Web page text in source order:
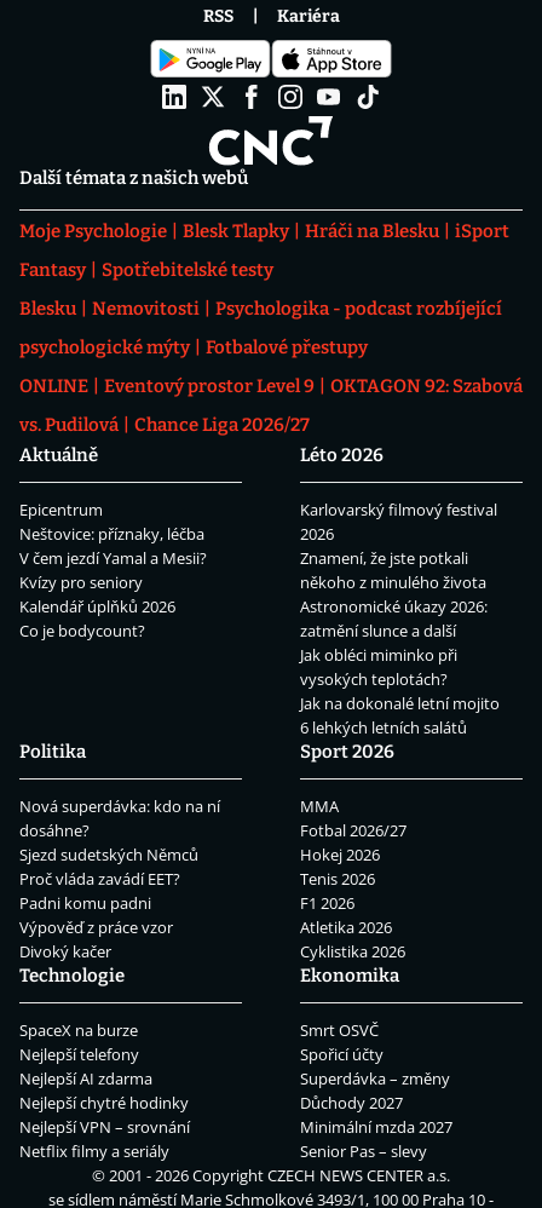
Další témata z našich webů
Moje Psychologie Blesk Tlapky Hráči na Blesku
iSport
Fantasy
Spotřebitelské testy
Blesku
Nemovitosti
Psychologika - podcast rozbíjející
psychologické mýty
Fotbalové přestupy
ONLINE
Eventový prostor Level 9
OKTAGON 92: Szabová
vs. Pudilová
Chance Liga 2026/27
Aktuálně
Epicentrum
Neštovice: příznaky, léčba
V čem jezdí Yamal a Mesii?
Kvízy pro seniory
Kalendář úplňků 2026
Co je bodycount?
Léto 2026
Karlovarský filmový festival
2026
Znamení, že jste potkali
někoho z minulého života
Astronomické úkazy 2026:
zatmění slunce a další
Jak obléci miminko při
vysokých teplotách?
Jak na dokonalé letní mojito
6 lehkých letních salátů
Politika
Nová superdávka: kdo na ní
dosáhne?
Sjezd sudetských Němců
Proč vláda zavádí EET?
Padni komu padni
Výpověď z práce vzor
Divoký kačer
Sport 2026
MMA
Fotbal 2026/27
Hokej 2026
Tenis 2026
F1 2026
Atletika 2026
Cyklistika 2026
Technologie
SpaceX na burze
Nejlepší telefony
Nejlepší AI zdarma
Nejlepší chytré hodinky
Nejlepší VPN – srovnání
Netflix filmy a seriály
Ekonomika
Smrt OSVČ
Spořicí účty
Superdávka – změny
Důchody 2027
Minimální mzda 2027
Senior Pas – slevy
RSS Kariéra
© 2001 - 2026 CopyrightCZECH NEWS CENTER a.s.
se sídlem náměstí Marie Schmolkové 3493/1, 100 00 Praha 10 -